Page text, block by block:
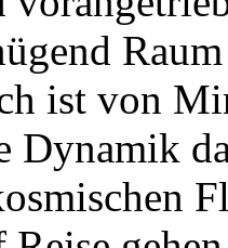
ist von
Dynamik